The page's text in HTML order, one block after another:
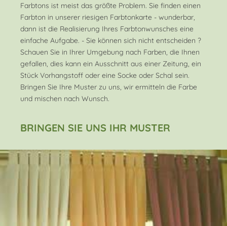
Farbtons ist meist das größte Problem. Sie finden einen
Farbton in unserer riesigen Farbtonkarte - wunderbar,
dann ist die Realisierung Ihres Farbtonwunsches eine
einfache Aufgabe. - Sie können sich nicht entscheiden ?
Schauen Sie in Ihrer Umgebung nach Farben, die Ihnen
gefallen, dies kann ein Ausschnitt aus einer Zeitung, ein
Stück Vorhangstoff oder eine Socke oder Schal sein.
Bringen Sie Ihre Muster zu uns, wir ermitteln die Farbe
und mischen nach Wunsch.
BRINGEN SIE UNS IHR MUSTER